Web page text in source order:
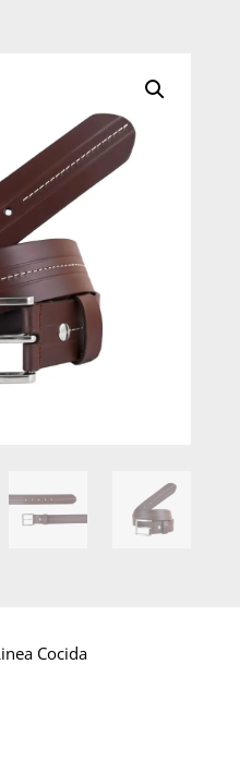
Cocida